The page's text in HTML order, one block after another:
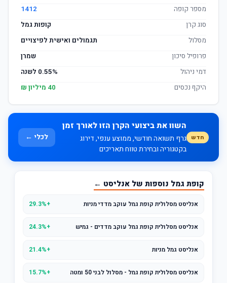
מספר קופה
1412
סוג קרן
קופות גמל
מסלול
תגמולים ואישית לפיצויים
פרופיל סיכון
שמרן
דמי ניהול
0.55% לשנה
היקף נכסים
40 מיליון ₪
חדש
השוו את ביצועי הקרן הזו לאורך זמן
גרף תשואה חודשי, ממוצע ענפי, דירוג
בקטגוריה ובחירת טווח תאריכים
לכלי ←
קופת גמל נוספות של אנליסט ←
אנליסט מסלולית קופת גמל עוקב מדדי מניות +29.3%
אנליסט מסלולית קופת גמל עוקב מדדים - גמיש +24.3%
אנליסט גמל מניות +21.4%
אנליסט מסלולית קופת גמל - מסלול לבני 50 ומטה +15.7%